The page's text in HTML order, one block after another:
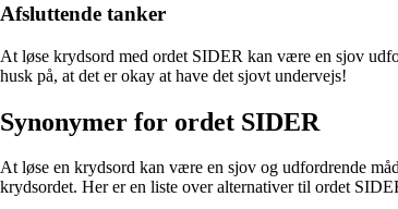
Afsluttende tanker
At løse krydsord med ordet SIDER kan være en sjov
husk på, at det er okay at have det sjovt undervejs!
Synonymer for ordet SIDER
At løse en krydsord kan være en sjov og udfordrende
krydsordet. Her er en liste over alternativer til ordet